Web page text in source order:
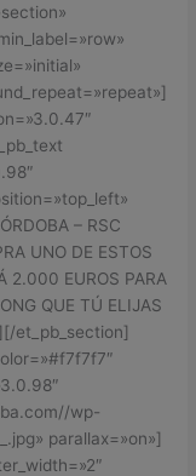
– RSC
UNO DE ESTOS
2.000 EUROS PARA
QUE TÚ ELIJAS
et_pb_section]
wp-
parallax=»on»]